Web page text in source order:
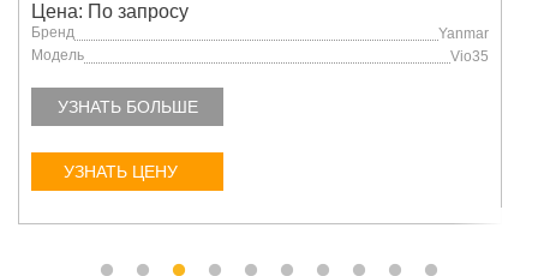
Цена: По запросу
Бренд
Yanmar
Модель
Vio35
УЗНАТЬ БОЛЬШЕ
УЗНАТЬ ЦЕНУ